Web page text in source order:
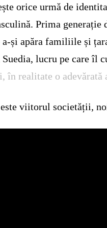
orice urmă de
Prima generație
și apăra familiile și
lucru pe care îl
în realitate o adevărată
viitorul societății,